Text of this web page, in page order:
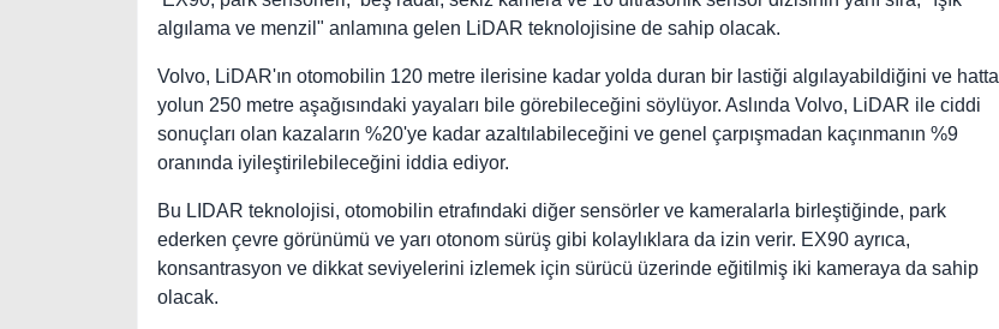
algılama ve menzil" anlamına gelen LiDAR teknolojisine de sahip olacak.
Volvo, LiDAR'ın otomobilin 120 metre ilerisine kadar yolda duran bir lastiği algılayabildiğini ve hatta
yolun 250 metre aşağısındaki yayaları bile görebileceğini söylüyor. Aslında Volvo, LiDAR ile ciddi
sonuçları olan kazaların %20'ye kadar azaltılabileceğini ve genel çarpışmadan kaçınmanın %9
oranında iyileştirilebileceğini iddia ediyor.
Bu LIDAR teknolojisi, otomobilin etrafındaki diğer sensörler ve kameralarla birleştiğinde, park
ederken çevre görünümü ve yarı otonom sürüş gibi kolaylıklara da izin verir. EX90 ayrıca,
konsantrasyon ve dikkat seviyelerini izlemek için sürücü üzerinde eğitilmiş iki kameraya da sahip
olacak.